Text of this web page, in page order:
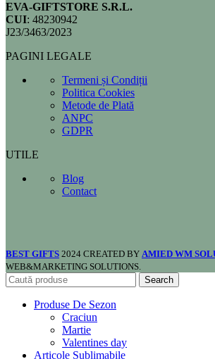
EVA-GIFTSTORE S.R.L.
CUI: 48230942
J23/3463/2023
PAGINI LEGALE
Termeni și Condiții
Politica Cookies
Metode de Plată
ANPC
GDPR
UTILE
Blog
Contact
BEST GIFTS 2024 CREATED BY AMIED WM
WEB&MARKETING SOLUTIONS.
Search
Produse De Sezon
Craciun
Martie
Valentines day
Articole Sublimabile